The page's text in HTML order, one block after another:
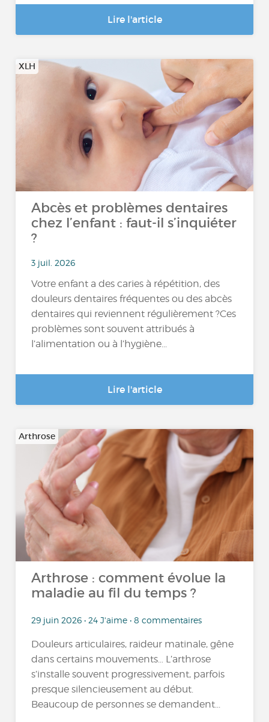
Lire l'article
XLH
Abcès et problèmes dentaires
chez l’enfant : faut-il s’inquiéter
?
3 juil. 2026
Votre enfant a des caries à répétition, des
douleurs dentaires fréquentes ou des abcès
dentaires qui reviennent régulièrement ?Ces
problèmes sont souvent attribués à
l’alimentation ou à l’hygiène...
Lire l'article
Arthrose
Arthrose : comment évolue la
maladie au fil du temps ?
29 juin 2026 • 24 J'aime • 8 commentaires
Douleurs articulaires, raideur matinale, gêne
dans certains mouvements… L’arthrose
s’installe souvent progressivement, parfois
presque silencieusement au début.
Beaucoup de personnes se demandent...